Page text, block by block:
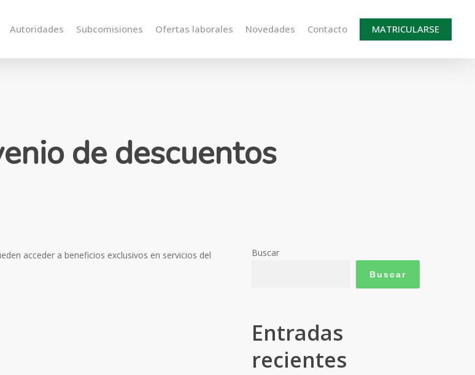
Autoridades Subcomisiones Ofertas laborales Novedades Contacto MATRICULARSE
de descuentos
acceder a beneficios exclusivos en servicios del
Buscar
Buscar
Entradas
recientes